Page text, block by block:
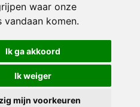
waar onze
vandaan komen.
Ik ga akkoord
Ik weiger
mijn voorkeuren